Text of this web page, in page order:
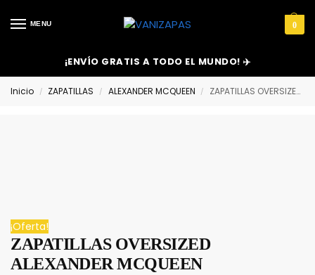
MENU 0
¡ENVÍO GRATIS A TODO EL MUNDO! ✈️
Inicio / ZAPATILLAS / ALEXANDER MCQUEEN / ZAPATILLAS OVERSIZED ALEXANDER MCQUEEN
¡Oferta!
ZAPATILLAS OVERSIZED
ALEXANDER MCQUEEN